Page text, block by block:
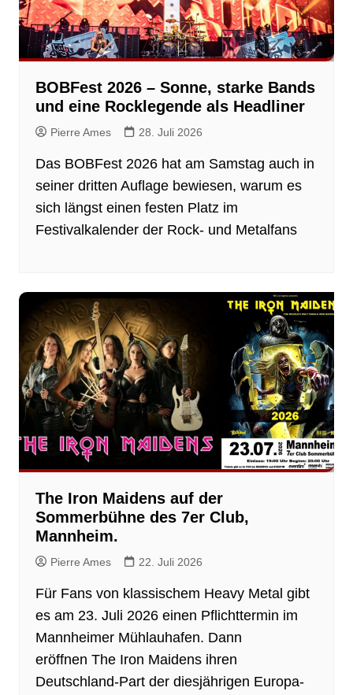
BOBFest 2026 – Sonne, starke Bands
und eine Rocklegende als Headliner
Pierre Ames 28. Juli 2026
Das BOBFest 2026 hat am Samstag auch in
seiner dritten Auflage bewiesen, warum es
sich längst einen festen Platz im
Festivalkalender der Rock- und Metalfans
The Iron Maidens auf der
Sommerbühne des 7er Club,
Mannheim.
Pierre Ames 22. Juli 2026
Für Fans von klassischem Heavy Metal gibt
es am 23. Juli 2026 einen Pflichttermin im
Mannheimer Mühlauhafen. Dann
eröffnen The Iron Maidens ihren
Deutschland-Part der diesjährigen Europa-